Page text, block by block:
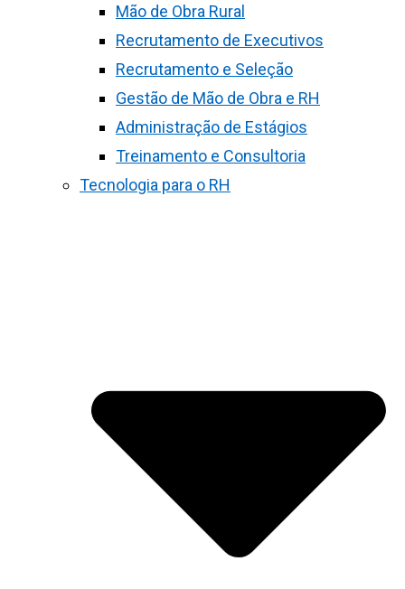
Mão de Obra Rural
Recrutamento de Executivos
Recrutamento e Seleção
Gestão de Mão de Obra e RH
Administração de Estágios
Treinamento e Consultoria
Tecnologia para o RH